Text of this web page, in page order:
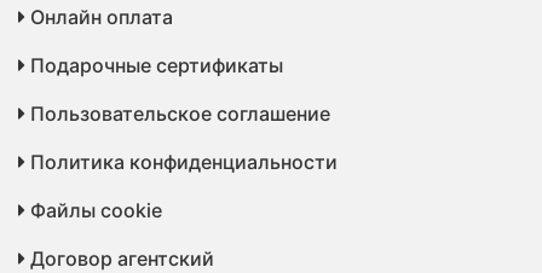
Онлайн оплата
Подарочные сертификаты
Пользовательское соглашение
Политика конфиденциальности
Файлы cookie
Договор агентский